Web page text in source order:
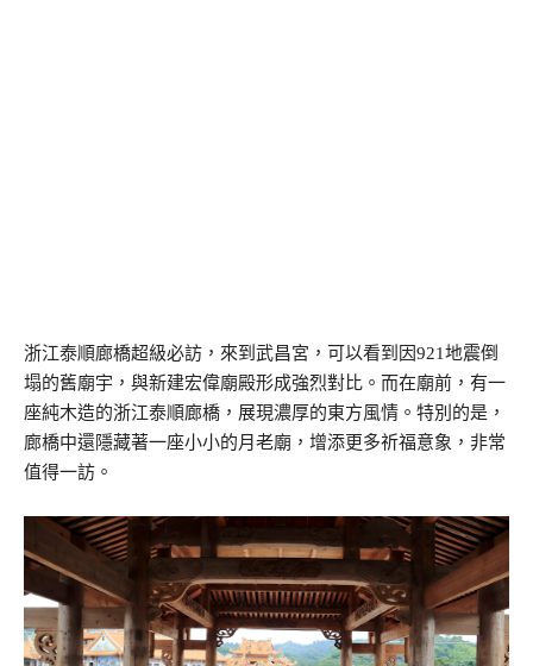
浙江泰順廊橋超級必訪，來到武昌宮，可以看到因921地震倒
塌的舊廟宇，與新建宏偉廟殿形成強烈對比。而在廟前，有一
座純木造的浙江泰順廊橋，展現濃厚的東方風情。特別的是，
廊橋中還隱藏著一座小小的月老廟，增添更多祈福意象，非常
值得一訪。